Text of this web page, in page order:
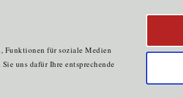
Funktionen für soziale Medien
uns dafür Ihre entsprechende